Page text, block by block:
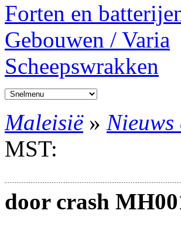
Forten en
Gebouwen / Varia
Scheepswrakken
Maleisië» Nieuws
MST:
door crash